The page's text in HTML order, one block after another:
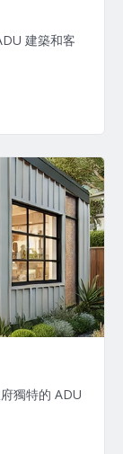
建築和客
獨特的 ADU